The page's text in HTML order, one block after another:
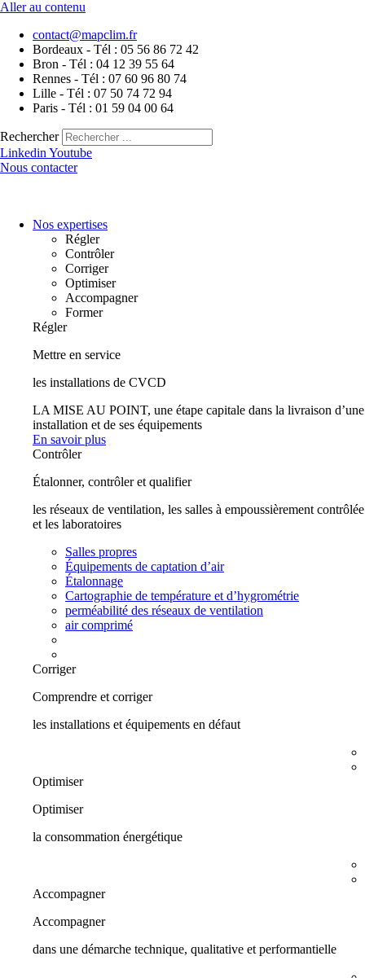
Aller au contenu
contact@mapclim.fr
Bordeaux - Tél : 05 56 86 72 42
Bron - Tél : 04 12 39 55 64
Rennes - Tél : 07 60 96 80 74
Lille - Tél : 07 50 74 72 94
Paris - Tél : 01 59 04 00 64
Rechercher
Linkedin Youtube
Nous contacter
Nos expertises
Régler
Contrôler
Corriger
Optimiser
Accompagner
Former
Régler
Mettre en service
les installations de CVCD
LA MISE AU POINT, une étape capitale dans la livraison d’une
installation et de ses équipements
En savoir plus
Contrôler
Étalonner, contrôler et qualifier
les réseaux de ventilation, les salles à empoussièrement contrôlée
et les laboratoires
Salles propres
Équipements de captation d’air
Étalonnage
Cartographie de température et d’hygrométrie
perméabilité des réseaux de ventilation
air comprimé
Corriger
Comprendre et corriger
les installations et équipements en défaut
Optimiser
Optimiser
la consommation énergétique
Accompagner
Accompagner
dans une démarche technique, qualitative et performantielle